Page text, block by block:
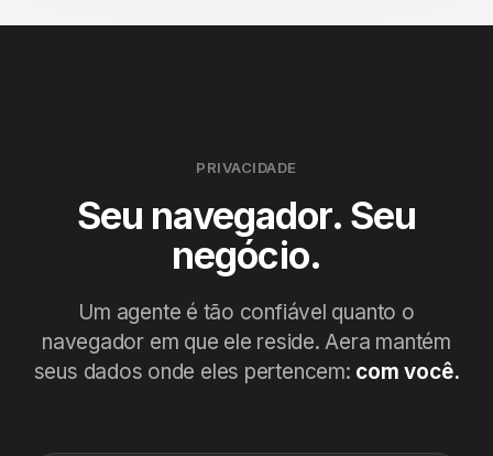
PRIVACIDADE
Seu navegador. Seu
negócio.
Um agente é tão confiável quanto o
navegador em que ele reside. Aera mantém
seus dados onde eles pertencem: com você.